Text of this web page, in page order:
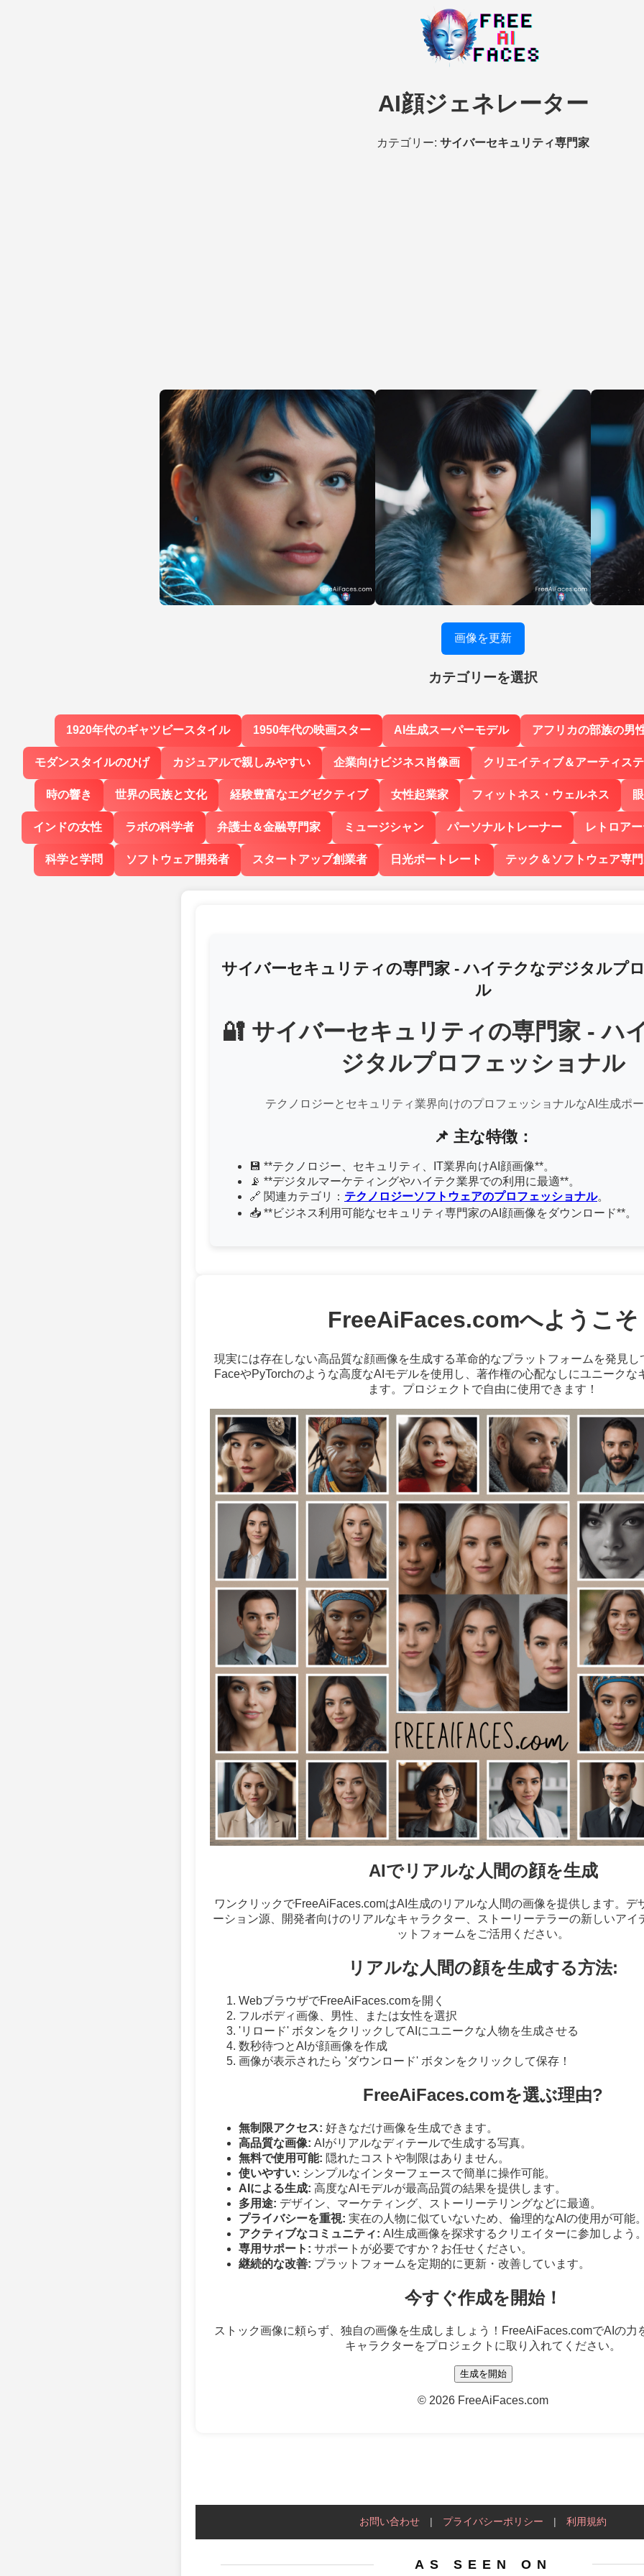
AI顔ジェネレーター
カテゴリー: サイバーセキュリティ専門家
画像を更新
カテゴリーを選択
1920年代のギャツビースタイル 1950年代の映画スター AI生成スーパーモデル アフリカの部族の男
モダンスタイルのひげ カジュアルで親しみやすい 企業向けビジネス肖像画 クリエイティブ＆アーティス
時の響き 世界の民族と文化 経験豊富なエグゼクティブ 女性起業家 フィットネス・ウェルネス
インドの女性 ラボの科学者 弁護士＆金融専門家 ミュージシャン パーソナルトレーナー レトロア
科学と学問 ソフトウェア開発者 スタートアップ創業者 日光ポートレート テック＆ソフトウェア専
サイバーセキュリティの専門家 - ハイテクなデジタルプ
ル
🔐 サイバーセキュリティの専門家 - ハ
ジタルプロフェッショナル
テクノロジーとセキュリティ業界向けのプロフェッショナルなAI生成ポ
📌 主な特徴：
💾 **テクノロジー、セキュリティ、IT業界向けAI顔画像**。
📡 **デジタルマーケティングやハイテク業界での利用に最適**。
🔗 関連カテゴリ： テクノロジーソフトウェアのプロフェッショナル。
📥 **ビジネス利用可能なセキュリティ専門家のAI顔画像をダウンロード**。
FreeAiFaces.comへようこそ
現実には存在しない高品質な顔画像を生成する革命的なプラットフォームを発見
FaceやPyTorchのような高度なAIモデルを使用し、著作権の心配なしにユニークな
ます。プロジェクトで自由に使用できます！
AIでリアルな人間の顔を生成
ワンクリックでFreeAiFaces.comはAI生成のリアルな人間の画像を提供します。デ
ーション源、開発者向けのリアルなキャラクター、ストーリーテラーの新しいアイ
ットフォームをご活用ください。
リアルな人間の顔を生成する方法:
WebブラウザでFreeAiFaces.comを開く
フルボディ画像、男性、または女性を選択
'リロード' ボタンをクリックしてAIにユニークな人物を生成させる
数秒待つとAIが顔画像を作成
画像が表示されたら 'ダウンロード' ボタンをクリックして保存！
FreeAiFaces.comを選ぶ理由?
無制限アクセス: 好きなだけ画像を生成できます。
高品質な画像: AIがリアルなディテールで生成する写真。
無料で使用可能: 隠れたコストや制限はありません。
使いやすい: シンプルなインターフェースで簡単に操作可能。
AIによる生成: 高度なAIモデルが最高品質の結果を提供します。
多用途: デザイン、マーケティング、ストーリーテリングなどに最適。
プライバシーを重視: 実在の人物に似ていないため、倫理的なAIの使用が可能
アクティブなコミュニティ: AI生成画像を探求するクリエイターに参加しよう
専用サポート: サポートが必要ですか？お任せください。
継続的な改善: プラットフォームを定期的に更新・改善しています。
今すぐ作成を開始！
ストック画像に頼らず、独自の画像を生成しましょう！FreeAiFaces.comでAIの力
キャラクターをプロジェクトに取り入れてください。
生成を開始
© 2026 FreeAiFaces.com
お問い合わせ | プライバシーポリシー | 利用規約
AS SEEN ON